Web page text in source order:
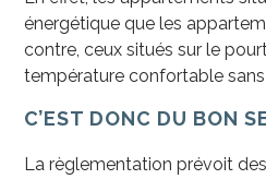
énergétique que les
contre, ceux situés sur le
température confortable
C’EST DONC DU BON
La règlementation prévoit